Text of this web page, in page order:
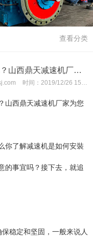
查看分类
减速机在安装必须留意的事宜什么呢？山西鼎天减速机厂家为您解答
时间： 2019/12/26 15:04:12
山西鼎天减速机厂家为您
你了解减速机是如何安裝
的事宜吗？接下去，就追
稳定和坚固，一般来说人